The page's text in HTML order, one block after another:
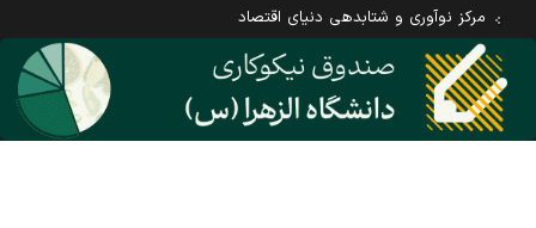
مرکز نوآوری و شتابدهی دنیای اقتصاد
مرکز پژوهش‌های مالی و اقتصادی دنیای اقتصاد
مرکز راه حل‌های رسانه‌ای دنیای اقتصاد
روزنامه انگلیسی Financial Tribune